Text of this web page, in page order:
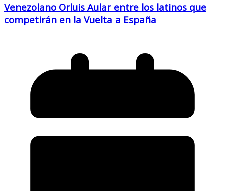
Venezolano Orluis Aular entre los latinos que
competirán en la Vuelta a España